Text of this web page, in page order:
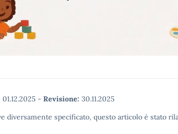
01.12.2025 - Revisione: 30.11.2025
diversamente specificato, questo articolo è stato